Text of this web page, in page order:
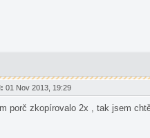
01 Nov 2013, 19:29
porč zkopírovalo 2x , tak jsem